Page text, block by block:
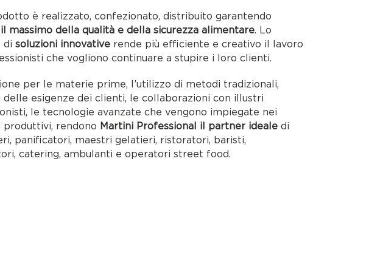
è realizzato, confezionato, distribuito garantendo
il massimo della qualità e della sicurezza alimentare. Lo
di soluzioni innovative rende più efficiente e creativo il lavoro
che vogliono continuare a stupire i loro clienti.
per le materie prime, l’utilizzo di metodi tradizionali,
delle esigenze dei clienti, le collaborazioni con illustri
le tecnologie avanzate che vengono impiegate nei
produttivi, rendono Martini Professional il partner ideale di
panificatori, maestri gelatieri, ristoratori, baristi,
catering, ambulanti e operatori street food.